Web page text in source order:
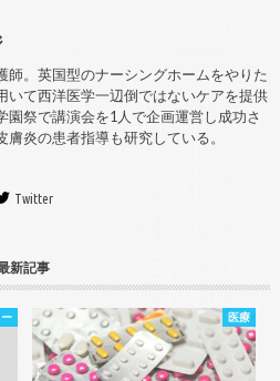
師。英国型のナーシングホームをやりた
いて西洋医学一辺倒ではないケアを提供
園祭で講演会を1人で企画運営し成功さ
膚炎の患者指導も研究している。
Twitter
新記事
医療